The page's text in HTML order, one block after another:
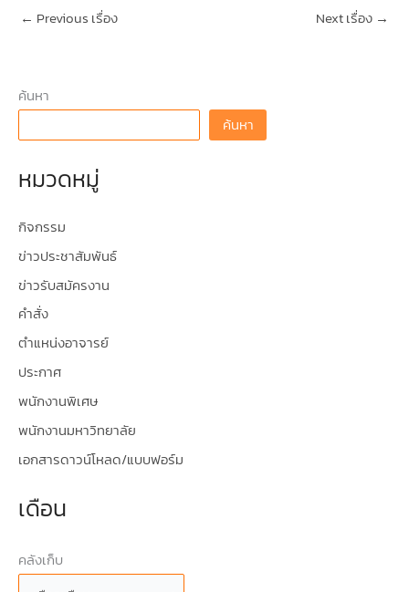
← Previous เรื่อง Next เรื่อง →
ค้นหา
ค้นหา
หมวดหมู่
กิจกรรม
ข่าวประชาสัมพันธ์
ข่าวรับสมัครงาน
คำสั่ง
ตำแหน่งอาจารย์
ประกาศ
พนักงานพิเศษ
พนักงานมหาวิทยาลัย
เอกสารดาวน์โหลด/แบบฟอร์ม
เดือน
คลังเก็บ